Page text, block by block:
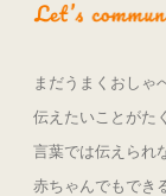
まだうまくおしゃ
伝えたいことがた
言葉では伝えられ
赤ちゃんでもでき